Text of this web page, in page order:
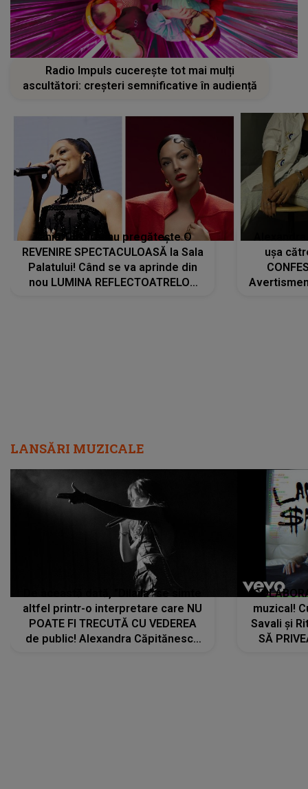
Radio Impuls cucerește tot mai mulți
ascultători: creșteri semnificative în audiență
Tania Turtureanu pregătește O
REVENIRE SPECTACULOASĂ la Sala
Palatului! Când se va aprinde din
nou LUMINA REFLECTOATRELOR
ușa
LANSĂRI MUZICALE
De această dată, "Dilaila" se simte
altfel printr-o interpretare care NU
POATE FI TRECUTĂ CU VEDEREA
de public! Alexandra Căpitănescu
muzical!
Savali și
SĂ